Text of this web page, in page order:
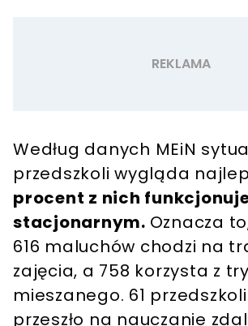
Według danych MEiN
przedszkoli wygląda
procent z nich
stacjonarnym. Oznacza
616 maluchów chodzi na
zajęcia, a 758 korzysta z
mieszanego. 61
przeszło na nauczanie